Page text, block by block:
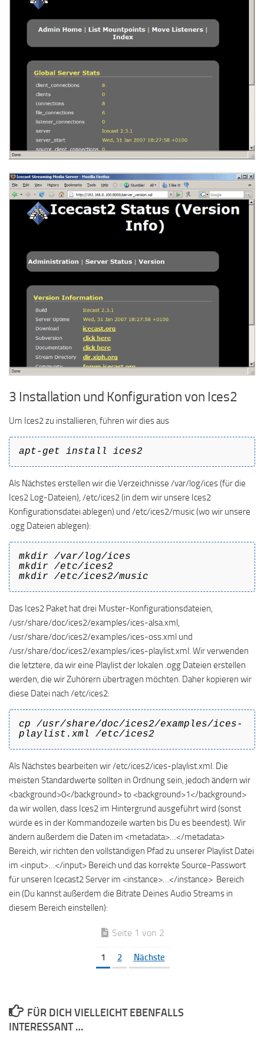
3 Installation und Konfiguration von Ices2
Um Ices2 zu installieren, führen wir dies aus
apt-get install ices2
Als Nächstes erstellen wir die Verzeichnisse /var/log/ices (für die
Ices2 Log-Dateien), /etc/ices2 (in dem wir unsere Ices2
Konfigurationsdatei ablegen) und /etc/ices2/music (wo wir unsere
.ogg Dateien ablegen):
mkdir /var/log/ices
mkdir /etc/ices2
mkdir /etc/ices2/music
Das Ices2 Paket hat drei Muster-Konfigurationsdateien,
/usr/share/doc/ices2/examples/ices-alsa.xml,
/usr/share/doc/ices2/examples/ices-oss.xml und
/usr/share/doc/ices2/examples/ices-playlist.xml. Wir verwenden
die letztere, da wir eine Playlist der lokalen .ogg Dateien erstellen
werden, die wir Zuhörern übertragen möchten. Daher kopieren wir
diese Datei nach /etc/ices2:
cp /usr/share/doc/ices2/examples/ices-
playlist.xml /etc/ices2
Als Nächstes bearbeiten wir /etc/ices2/ices-playlist.xml. Die
meisten Standardwerte sollten in Ordnung sein, jedoch ändern wir
<background>0</background> to <background>1</background>
da wir wollen, dass Ices2 im Hintergrund ausgeführt wird (sonst
würde es in der Kommandozeile warten bis Du es beendest). Wir
ändern außerdem die Daten im <metadata>…</metadata>
Bereich, wir richten den vollständigen Pfad zu unserer Playlist Datei
im <input>…</input> Bereich und das korrekte Source-Passwort
für unseren Icecast2 Server im <instance>…</instance> Bereich
ein (Du kannst außerdem die Bitrate Deines Audio Streams in
diesem Bereich einstellen):
Seite 1 von 2
1 2 Nächste
FÜR DICH VIELLEICHT EBENFALLS
INTERESSANT …